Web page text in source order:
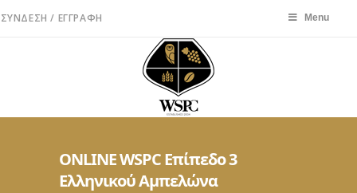
ΣΎΝΔΕΣΗ / ΕΓΓΡΑΦΉ
ONLINE WSPC Επίπεδο 3
Ελληνικού Αμπελώνα
Menu
Menu